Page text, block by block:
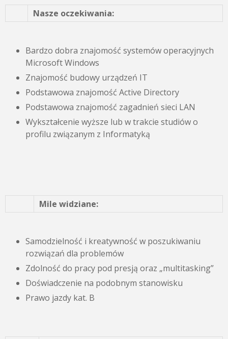
Nasze oczekiwania:
Bardzo dobra znajomość systemów operacyjnych
Microsoft Windows
Znajomość budowy urządzeń IT
Podstawowa znajomość Active Directory
Podstawowa znajomość zagadnień sieci LAN
Wykształcenie wyższe lub w trakcie studiów o
profilu związanym z Informatyką
Mile widziane:
Samodzielność i kreatywność w poszukiwaniu
rozwiązań dla problemów
Zdolność do pracy pod presją oraz „multitasking”
Doświadczenie na podobnym stanowisku
Prawo jazdy kat. B